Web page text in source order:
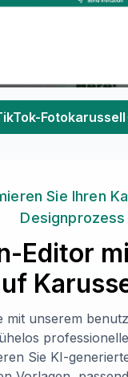
Fotokarussell
Sie Ihren
Designprozess
Editor
mit unserem
Sie KI-